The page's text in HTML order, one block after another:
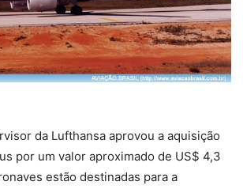
da Lufthansa aprovou a aquisição
por um valor aproximado de US$ 4,3
estão destinadas para a